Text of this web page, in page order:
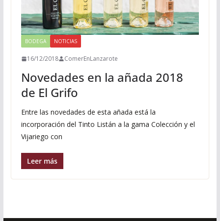
BODEGA NOTICIAS
16/12/2018 ComerEnLanzarote
Novedades en la añada 2018
de El Grifo
Entre las novedades de esta añada está la
incorporación del Tinto Listán a la gama Colección y el
Vijariego con
Leer más